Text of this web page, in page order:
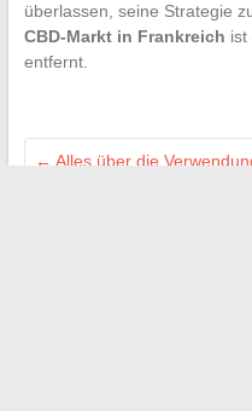
überlassen, seine Strategie
CBD-Markt in Frankreich ist
entfernt.
← Alles über die